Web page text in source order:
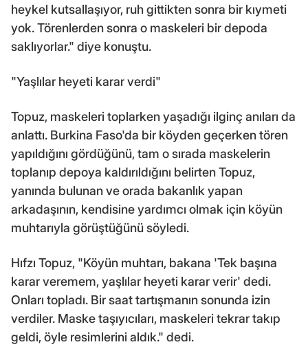
heykel kutsallaşıyor, ruh gittikten sonra bir kıymeti
yok. Törenlerden sonra o maskeleri bir depoda
saklıyorlar." diye konuştu.
"Yaşlılar heyeti karar verdi"
Topuz, maskeleri toplarken yaşadığı ilginç anıları da
anlattı. Burkina Faso'da bir köyden geçerken tören
yapıldığını gördüğünü, tam o sırada maskelerin
toplanıp depoya kaldırıldığını belirten Topuz,
yanında bulunan ve orada bakanlık yapan
arkadaşının, kendisine yardımcı olmak için köyün
muhtarıyla görüştüğünü söyledi.
Hıfzı Topuz, "Köyün muhtarı, bakana 'Tek başına
karar veremem, yaşlılar heyeti karar verir' dedi.
Onları topladı. Bir saat tartışmanın sonunda izin
verdiler. Maske taşıyıcıları, maskeleri tekrar takıp
geldi, öyle resimlerini aldık." dedi.